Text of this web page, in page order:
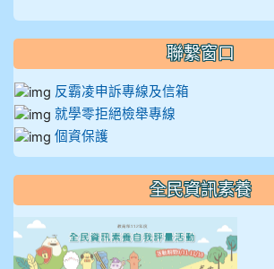
聯繫窗口
反霸凌申訴專線及信箱
就學零拒絕檢舉專線
個資保護
全民資訊素養